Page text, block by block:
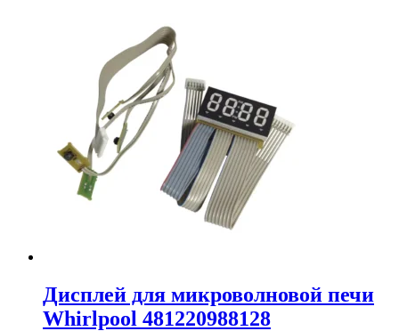
Дисплей для микроволновой печи
Whirlpool 481220988128